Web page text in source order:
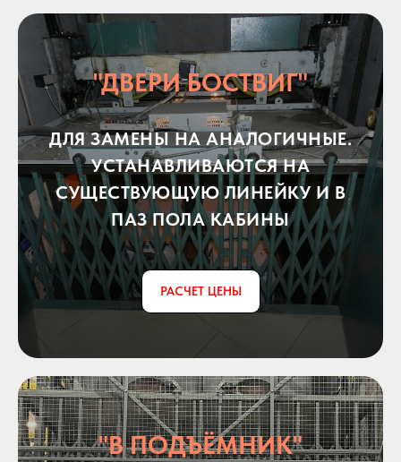
"ДВЕРИ БОСТВИГ"
ДЛЯ ЗАМЕНЫ НА АНАЛОГИЧНЫЕ.
УСТАНАВЛИВАЮТСЯ НА
СУЩЕСТВУЮЩУЮ ЛИНЕЙКУ И В
ПАЗ ПОЛА КАБИНЫ
РАСЧЕТ ЦЕНЫ
"В ПОДЪЁМНИК"